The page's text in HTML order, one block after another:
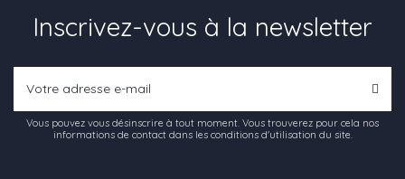
Inscrivez-vous à la newsletter
Vous pouvez vous désinscrire à tout moment. Vous trouverez pour cela nos
informations de contact dans les conditions d'utilisation du site.